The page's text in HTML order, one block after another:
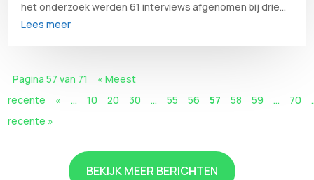
het onderzoek werden 61 interviews afgenomen bij drie...
Lees meer
Pagina 57 van 71
« Meest
recente
« ... 10 20 30 ... 55 56 57 58 59 ... 70
recente »
BEKIJK MEER BERICHTEN